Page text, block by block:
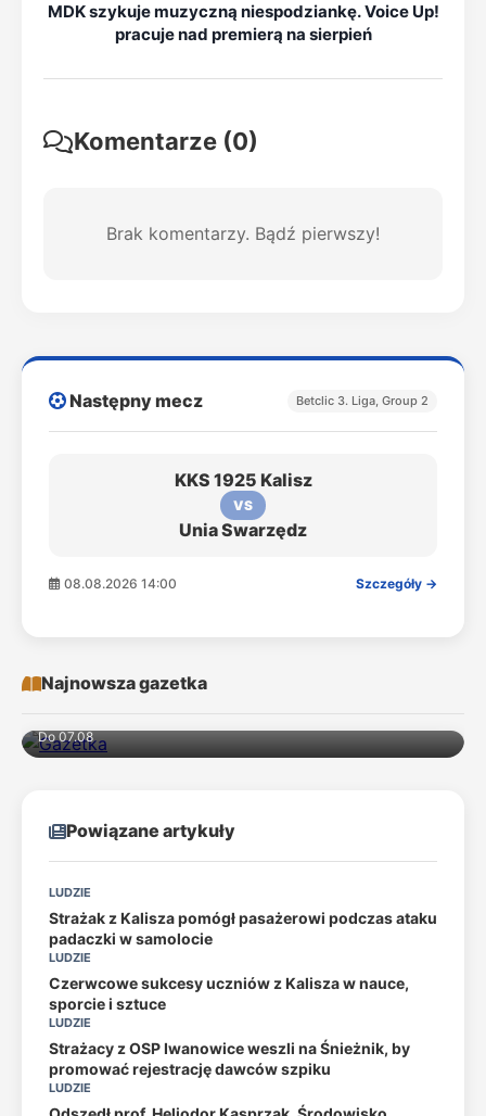
MDK szykuje muzyczną niespodziankę. Voice Up!
pracuje nad premierą na sierpień
Komentarze (0)
Brak komentarzy. Bądź pierwszy!
Następny mecz Betclic 3. Liga, Group 2
KKS 1925 Kalisz
VS
Unia Swarzędz
08.08.2026 14:00 Szczegóły →
Najnowsza gazetka
Do 07.08
Powiązane artykuły
LUDZIE
Strażak z Kalisza pomógł pasażerowi podczas ataku
padaczki w samolocie
LUDZIE
Czerwcowe sukcesy uczniów z Kalisza w nauce,
sporcie i sztuce
LUDZIE
Strażacy z OSP Iwanowice weszli na Śnieżnik, by
promować rejestrację dawców szpiku
LUDZIE